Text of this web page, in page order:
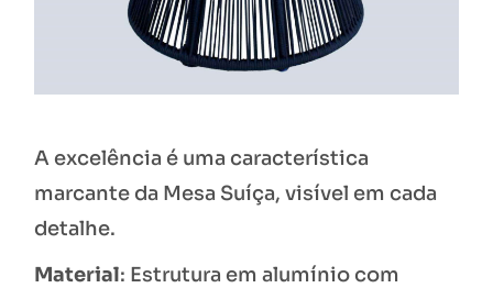
A excelência é uma característica
marcante da Mesa Suíça, visível em cada
detalhe.
Material: Estrutura em alumínio com